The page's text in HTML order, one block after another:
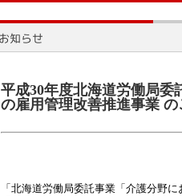
平成30年度北海道労働局委
の雇用管理改善推進事業 の
「北海道労働局委託事業「介護分野